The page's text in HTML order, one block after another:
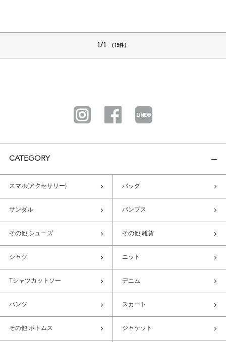
1/1 （15件）
CATEGORY
スマホ(アクセサリー) バッグ
サンダル パンプス
その他 シューズ その他 雑貨
シャツ ニット
Tシャツカットソー デニム
パンツ スカート
その他 ボトムス ジャケット